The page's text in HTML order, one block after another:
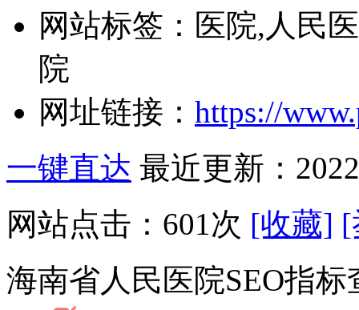
网站标签： 医院,人民
院
网址链接： https://
一键直达 最近更新：
网站点击： 601次 [收藏] [
海南省人民医院SEO指标